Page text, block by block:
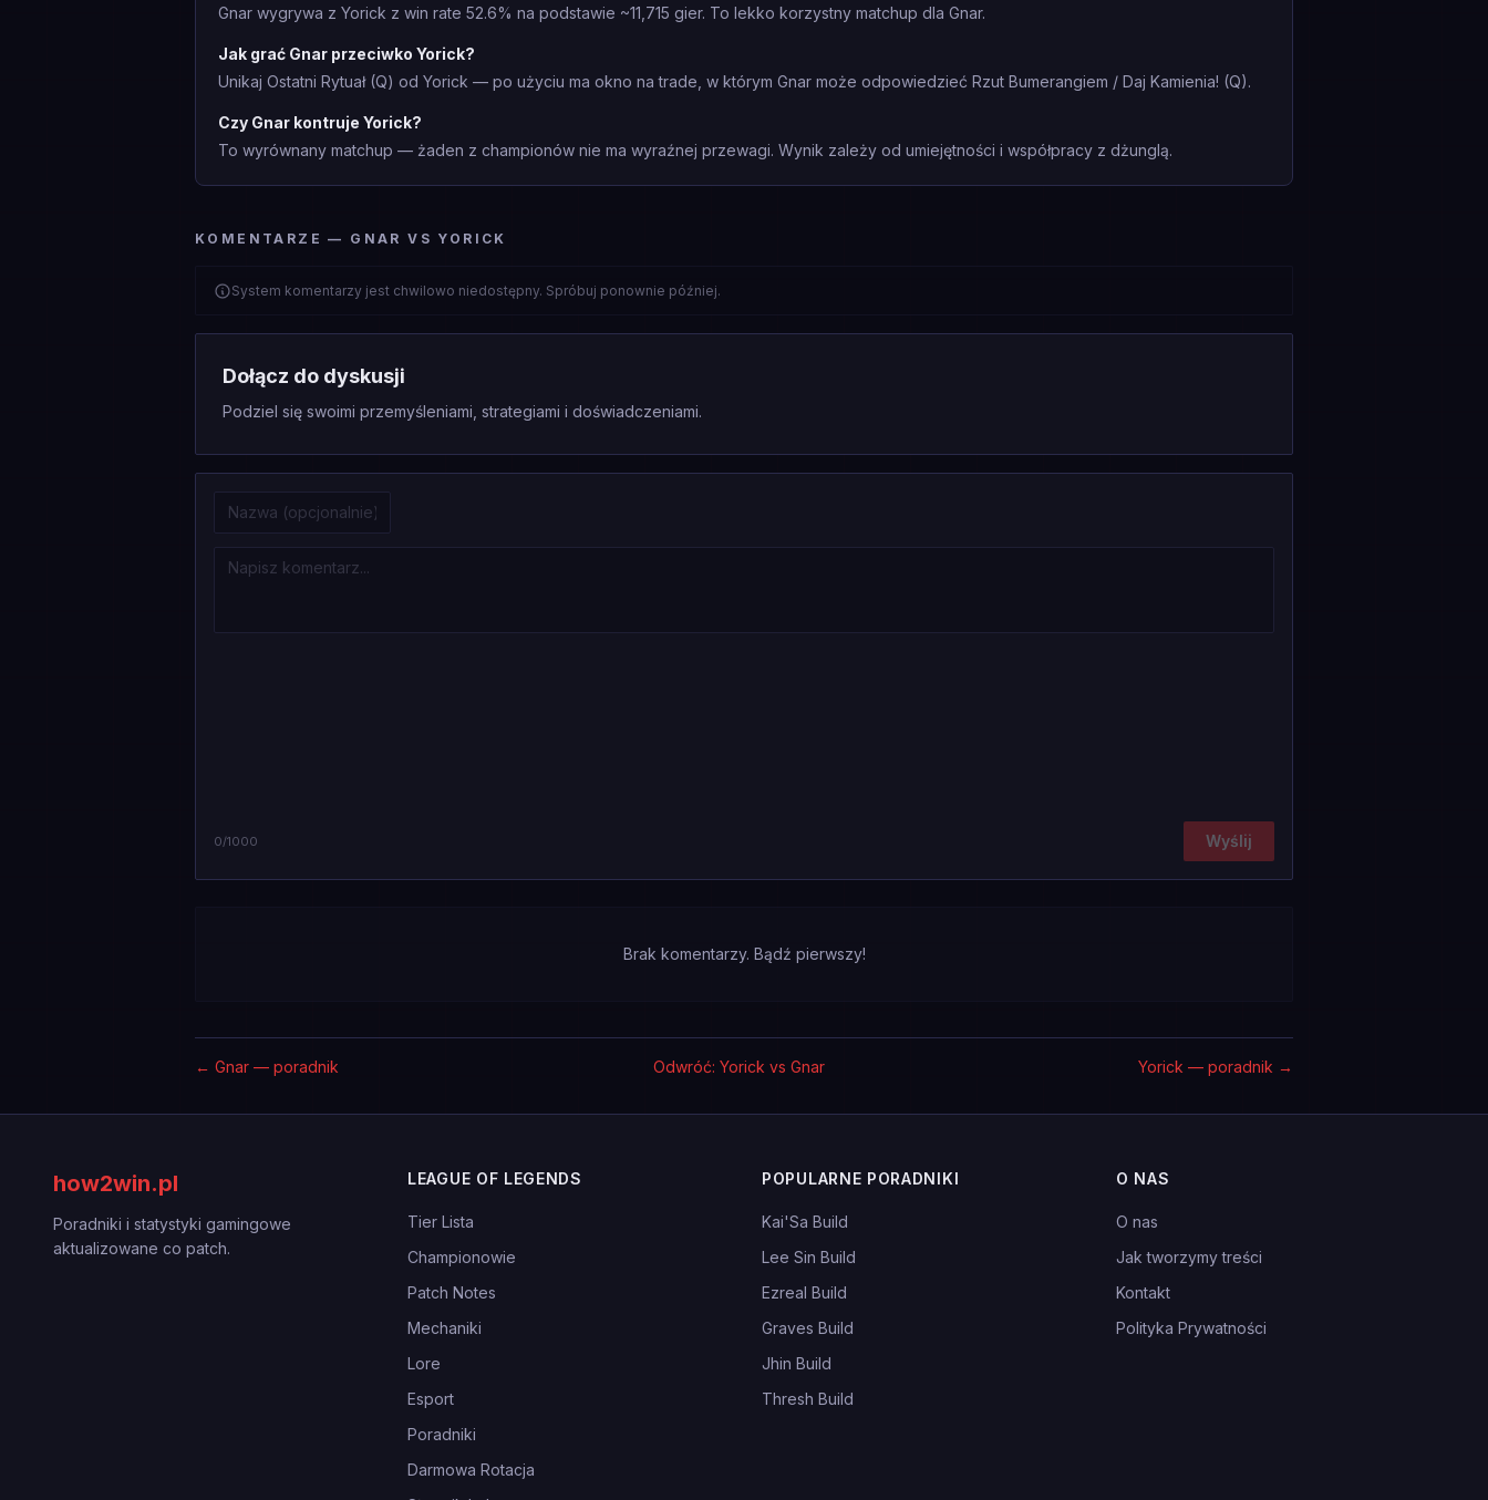
Gnar wygrywa z Yorick z win rate 52.6% na podstawie ~11,715 gier. To lekko korzystny matchup dla Gnar.
Jak grać Gnar przeciwko Yorick?
Unikaj Ostatni Rytuał (Q) od Yorick — po użyciu ma okno na trade, w którym Gnar może odpowiedzieć Rzut Bumerangiem / Daj Kamienia! (Q).
Czy Gnar kontruje Yorick?
To wyrównany matchup — żaden z championów nie ma wyraźnej przewagi. Wynik zależy od umiejętności i współpracy z dżunglą.
KOMENTARZE — GNAR VS YORICK
System komentarzy jest chwilowo niedostępny. Spróbuj ponownie później.
Dołącz do dyskusji
Podziel się swoimi przemyśleniami, strategiami i doświadczeniami.
0/1000 Wyślij
Brak komentarzy. Bądź pierwszy!
← Gnar — poradnik Odwróć: Yorick vs Gnar Yorick — poradnik →
how2win.pl
Poradniki i statystyki gamingowe
aktualizowane co patch.
LEAGUE OF LEGENDS
Tier Lista
Championowie
Patch Notes
Mechaniki
Lore
Esport
Poradniki
Darmowa Rotacja
POPULARNE PORADNIKI
Kai'Sa Build
Lee Sin Build
Ezreal Build
Graves Build
Jhin Build
Thresh Build
O NAS
O nas
Jak tworzymy treści
Kontakt
Polityka Prywatności